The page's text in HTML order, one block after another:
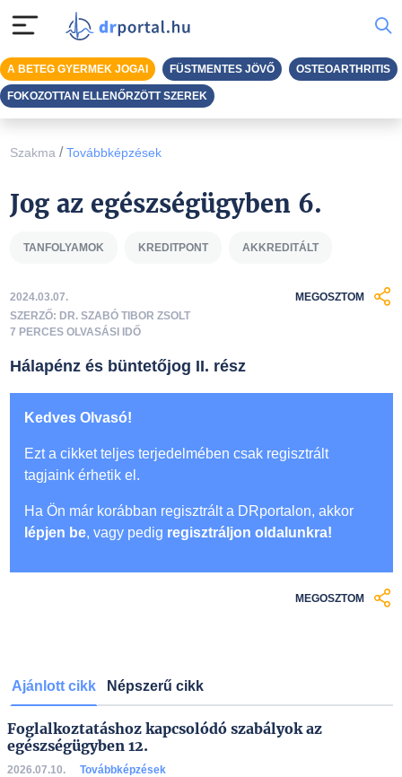
Szakma / Továbbképzések
Jog az egészségügyben 6.
TANFOLYAMOK KREDITPONT AKKREDITÁLT
2024.03.07.
SZERZŐ: DR. SZABÓ TIBOR ZSOLT
7 PERCES OLVASÁSI IDŐ
MEGOSZTOM
Hálapénz és büntetőjog II. rész
Kedves Olvasó!
Ezt a cikket teljes terjedelmében csak regisztrált
tagjaink érhetik el.
Ha Ön már korábban regisztrált a DRportalon, akkor
lépjen be, vagy pedig regisztráljon oldalunkra!
MEGOSZTOM
Ajánlott cikk Népszerű cikk
Foglalkoztatáshoz kapcsolódó szabályok az
egészségügyben 12.
2026.07.10. Továbbképzések
A BETEG GYERMEK JOGAI FÜSTMENTES JÖVŐ OSTEOARTHRITIS
FOKOZOTTAN ELLENŐRZÖTT SZEREK